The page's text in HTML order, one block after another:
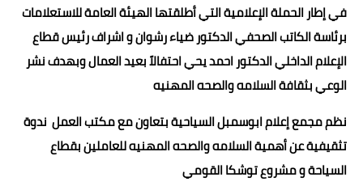
في إطار الحملة الإعلامية التي أطلقتها الهيئة العامة للاستعلامات
برئاسة الكاتب الصحفي الدكتور ضياء رشوان و اشراف رئيس قطاع
الإعلام الداخلي الدكتور احمد يحي احتفالاً بعيد العمال وبهدف نشر
الوعي بثقافة السلامه والصحه المهنيه
نظم مجمع إعلام ابوسمبل السياحية بتعاون مع مكتب العمل ندوة
تثقيفية عن أهمية السلامه والصحه المهنيه للعاملين بقطاع
السياحة و مشروع توشكا القومي